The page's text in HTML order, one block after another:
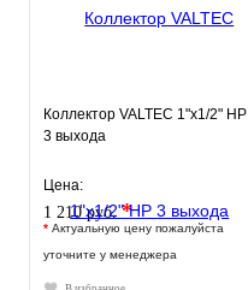
Коллектор VALTEC 1"х1/2" НР
3 выхода
Цена:
1 210 руб.*
* Актуальную цену пожалуйста
уточните у менеджера